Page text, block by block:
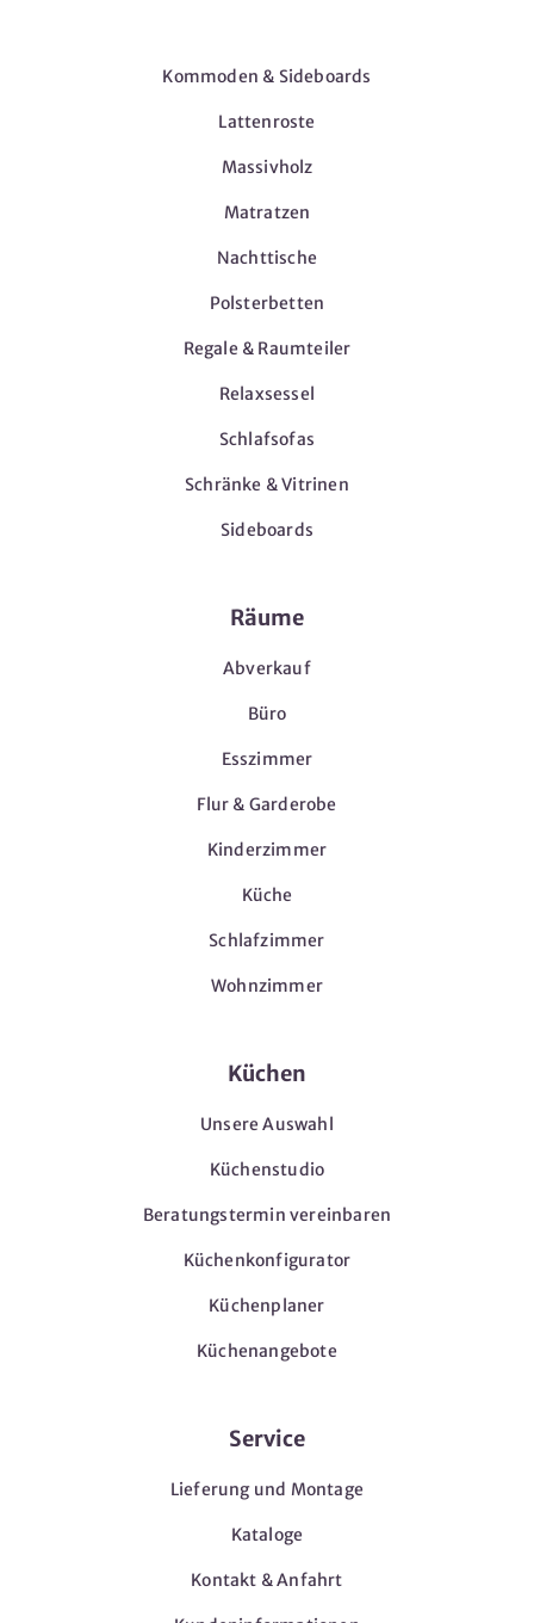
Kommoden & Sideboards
Lattenroste
Massivholz
Matratzen
Nachttische
Polsterbetten
Regale & Raumteiler
Relaxsessel
Schlafsofas
Schränke & Vitrinen
Sideboards
Räume
Abverkauf
Büro
Esszimmer
Flur & Garderobe
Kinderzimmer
Küche
Schlafzimmer
Wohnzimmer
Küchen
Unsere Auswahl
Küchenstudio
Beratungstermin vereinbaren
Küchenkonfigurator
Küchenplaner
Küchenangebote
Service
Lieferung und Montage
Kataloge
Kontakt & Anfahrt